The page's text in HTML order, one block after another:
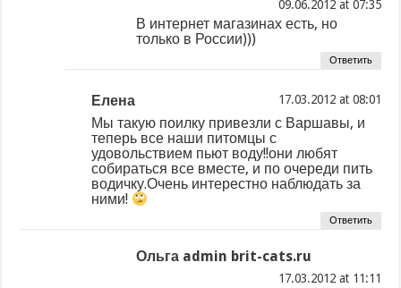
at
В интернет магазинах есть, но
только в России)))
Ответить
Елена at
Мы такую поилку привезли с Варшавы, и
теперь все наши питомцы с
удовольствием пьют воду!!они любят
собираться все вместе, и по очереди пить
водичку.Очень интерестно наблюдать за
ними!
Ответить
Ольга admin brit-cats.ru
at